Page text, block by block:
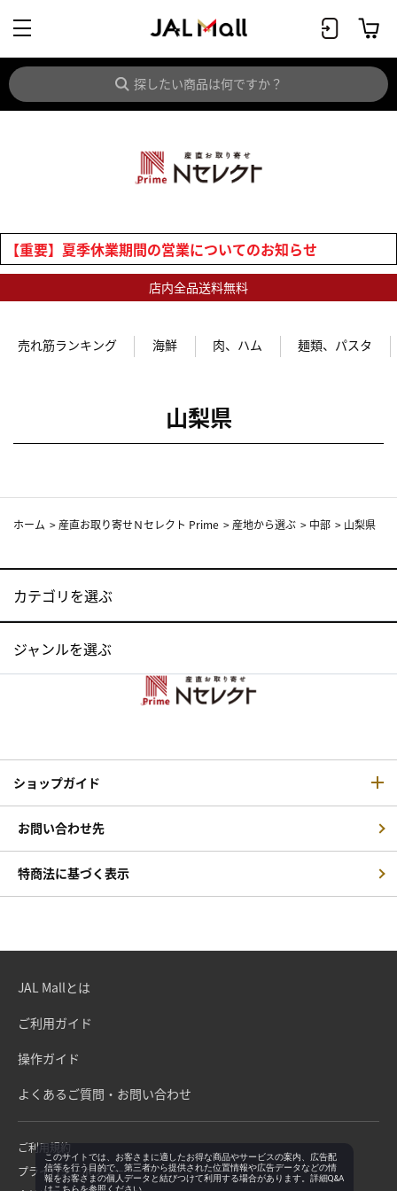
【重要】夏季休業期間の営業についてのお知らせ
店内全品送料無料
売れ筋ランキング 海鮮 肉、ハム 麺類、パスタ
山梨県
ホーム > 産直お取り寄せＮセレクト Prime > 産地から選ぶ > 中部 > 山梨県
カテゴリを選ぶ
ジャンルを選ぶ
ショップガイド
お問い合わせ先
特商法に基づく表示
JAL Mallとは
ご利用ガイド
操作ガイド
よくあるご質問・お問い合わせ
ご利用規約
プライバシーポリシー
このサイトでは、お客さまに適したお得な商品やサービスの案内、広告配
信等を行う目的で、第三者から提供された位置情報や広告データなどの情
報をお客さまの個人データと結びつけて利用する場合があります。詳細Q&A
はこちらを参照ください。